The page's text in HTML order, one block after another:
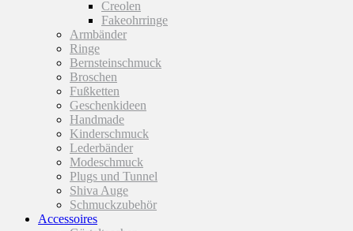
Creolen
Fakeohrringe
Armbänder
Ringe
Bernsteinschmuck
Broschen
Fußketten
Geschenkideen
Handmade
Kinderschmuck
Lederbänder
Modeschmuck
Plugs und Tunnel
Shiva Auge
Schmuckzubehör
Accessoires